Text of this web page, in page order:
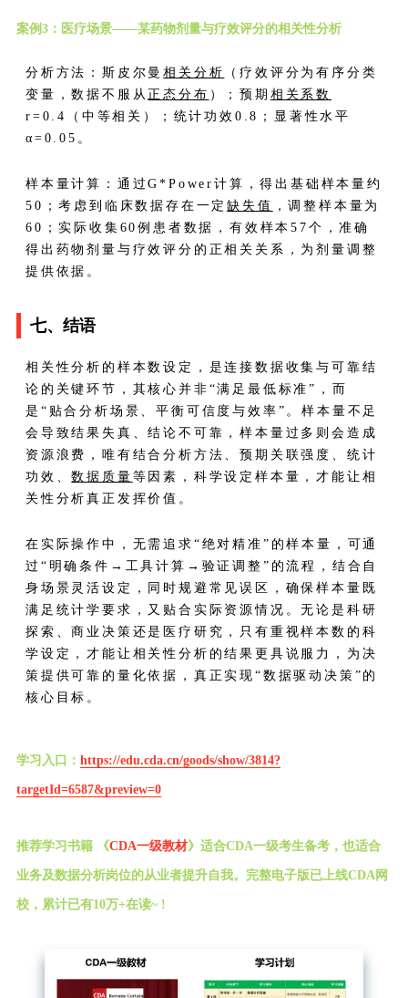
案例3：医疗场景——某药物剂量与疗效评分的相关性分析
分析方法：斯皮尔曼相关分析
（疗效评分为有序分类
变量，数据不服从 正态分布 ）；预期 相关系数
r=0.4（中等相关）；统计功效0.8；显著性水平
α=0.05。
样本量计算：通过G*Power计算，得出基础样本量约
50；考虑到临床数据存在一定缺失值
，调整样本量为
60；实际收集60例患者数据，有效样本57个，准确
得出药物剂量与疗效评分的正相关关系，为剂量调整
提供依据。
七、结语
相关性分析的样本数设定，是连接数据收集与可靠结
论的关键环节，其核心并非“满足最低标准”，而
是“贴合分析场景、平衡可信度与效率”。样本量不足
会导致结果失真、结论不可靠，样本量过多则会造成
资源浪费，唯有结合分析方法、预期关联强度、统计
功效、数据质量 等因素，科学设定样本量，才能让相
关性分析真正发挥价值。
在实际操作中，无需追求“绝对精准”的样本量，可通
过“明确条件→工具计算→验证调整”的流程，结合自
身场景灵活设定，同时规避常见误区，确保样本量既
满足统计学要求，又贴合实际资源情况。无论是科研
探索、商业决策还是医疗研究，只有重视样本数的科
学设定，才能让相关性分析的结果更具说服力，为决
策提供可靠的量化依据，真正实现“数据驱动决策”的
核心目标。
学习入口： https://edu.cda.cn/goods/show/3814?
targetId=6587&preview=0
推荐学习书籍 《CDA一级教材》适合CDA一级考生备考，也适合
业务及数据分析岗位的从业者提升自我。完整电子版已上线CDA网
校，累计已有10万+在读~ !